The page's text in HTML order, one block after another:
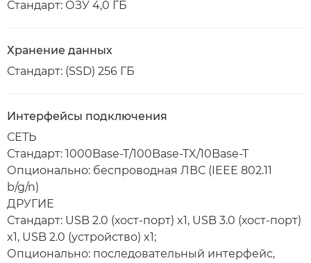
Стандарт: ОЗУ 4,0 ГБ
Хранение данных
Стандарт: (SSD) 256 ГБ
Интерфейсы подключения
СЕТЬ
Стандарт: 1000Base-T/100Base-TX/10Base-T
Опционально: беспроводная ЛВС (IEEE 802.11
b/g/n)
ДРУГИЕ
Стандарт: USB 2.0 (хост-порт) x1, USB 3.0 (хост-порт)
x1, USB 2.0 (устройство) x1;
Опционально: последовательный интерфейс,